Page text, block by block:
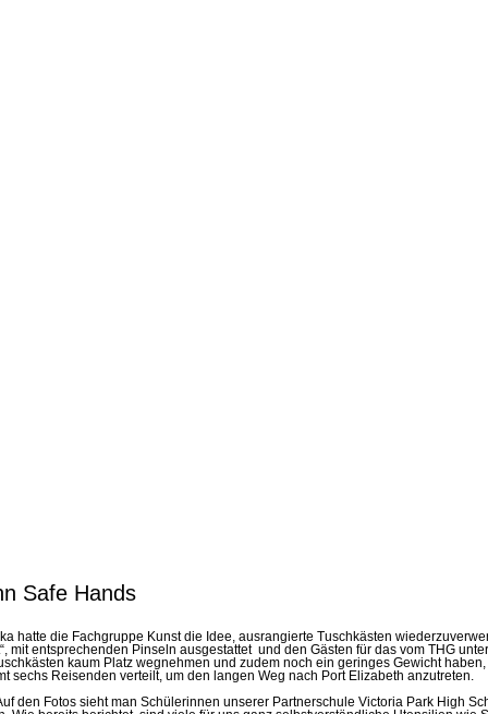
Safe Hands
hatte die Fachgruppe Kunst die Idee, ausrangierte Tuschkästen
mit entsprechenden Pinseln ausgestattet und den Gästen für das vom THG
kaum Platz wegnehmen und zudem noch ein geringes Gewicht
sechs Reisenden verteilt, um den langen Weg nach Port Elizabeth anzutreten.
den Fotos sieht man Schülerinnen unserer Partnerschule Victoria Park High